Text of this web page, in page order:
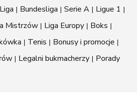
Bundesliga Serie A
Ligue 1
Mistrzów Liga Europy
Boks
Tenis
Bonusy i promocje
Legalni bukmacherzy Porady